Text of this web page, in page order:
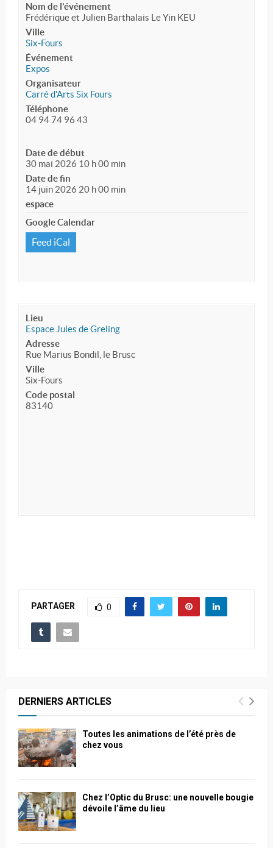
Nom de l'événement
Frédérique et Julien Barthalais Le Yin KEU
Ville
Six-Fours
Événement
Expos
Organisateur
Carré d'Arts Six Fours
Téléphone
04 94 74 96 43
Date de début
30 mai 2026 10 h 00 min
Date de fin
14 juin 2026 20 h 00 min
espace
Google Calendar
Feed iCal
Lieu
Espace Jules de Greling
Adresse
Rue Marius Bondil, le Brusc
Ville
Six-Fours
Code postal
83140
PARTAGER 0
DERNIERS ARTICLES
Toutes les animations de l’été près de
chez vous
Chez l’Optic du Brusc: une nouvelle bougie
dévoile l’âme du lieu